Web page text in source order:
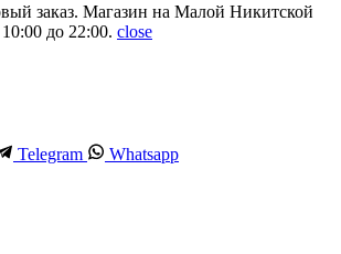
заказ. Магазин на Малой Никитской
до 22:00. close
Telegram
Whatsapp